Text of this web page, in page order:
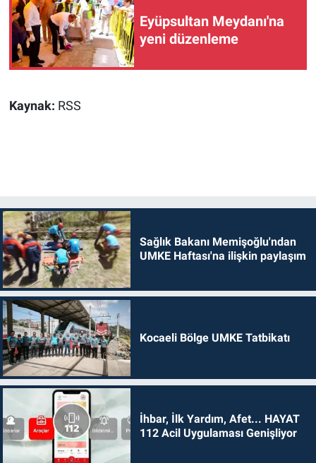
Eyüpsultan Meydanı'na
yeni düzenleme
Kaynak: RSS
Sağlık Bakanı Memişoğlu'ndan
UMKE Haftası'na ilişkin paylaşım
Kocaeli Bölge UMKE Tatbikatı
İhbar, İlk Yardım, Afet... HAYAT
112 Acil Uygulaması Genişliyor